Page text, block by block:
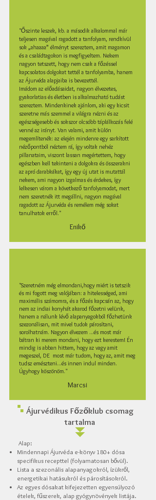
"Őszinte leszek, kb. a második alkalommal már
teljesen magával ragadott a tanfolyam, rendkívül
sok „ahaaaa” élményt szereztem, amit magamon
és a családtagokon is megfigyeltem. Nekem
nagyon tetszett, hogy nem csak a főzéssel
kapcsolatos dolgokat tettél a tanfolyamba, hanem
az Ájurvéda alapjaiba is bevezettél.
Imádom az előadásaidat, nagyon élvezetes,
gyakorlatias és életben is alkalmazható tudást
szereztem. Mindenkinek ajánlom, aki egy kicsit
szeretne más szemmel a világra nézni és az
egészségesebb és sokszor olcsóbb táplálkozás felé
venné az irányt. Van valami, amit külön
megemlítenék: az elején mindenre egy sarkított
nézőpontból néztem rá, így voltak nehéz
pillanataim, viszont lassan megértettem, hogy
egészben kell tekinteni a dolgokra és összerakni
az apró darabkákat, így egy új utat is mutattál
nekem, ami nagyon izgalmas és érdekes, így
lelkesen várom a következő tanfolyamodat, mert
nem szeretnék itt megállni, nagyon magával
ragadott az Ájurvéda és remélem még sokat
tanulhatok erről."
Enikő
"Szeretném még elmondani,hogy miért is tetszik
és mi fogott meg valójában: a hitelességed, ami
maximális számomra, és a főzés kapcsán az, hogy
nem az indiai konyhát akarod főzetni velünk,
hanem a nálunk lévő alapanyagokból főzhetünk
szezonálisan, mit mivel tudok párosítani,
sorolhatnám. Nagyon élvezem ...és most már
bátran ki merem mondani, hogy ezt kerestem! Én
mindig is abban hittem, hogy az vagy amit
megeszel, DE most már tudom, hogy az, amit meg
tudsz emészteni...és innen indul minden.
Úgyhogy köszönöm."
Marcsi
Ájurvédikus Főzőklub csomag
tartalma
Alap:
Mindennapi Ájurvéda e-könyv 180+ dósa
specifikus recepttel (folyamatosan bővül).
Lista a szezonális alapanyagokról, ízükről,
energetikai hatásukról és párosításokról.
Az egyes dósakat kifejezetten egyensúlyozó
ételek, fűszerek, alap gyógynövények listája.